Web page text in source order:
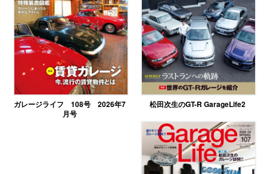
ガレージライフ 108号 2026年7
月号
松田次生のGT-R GarageLife2